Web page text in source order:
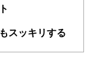
る書籍・雑誌の編集経
載まですべての工程に
スッキリする